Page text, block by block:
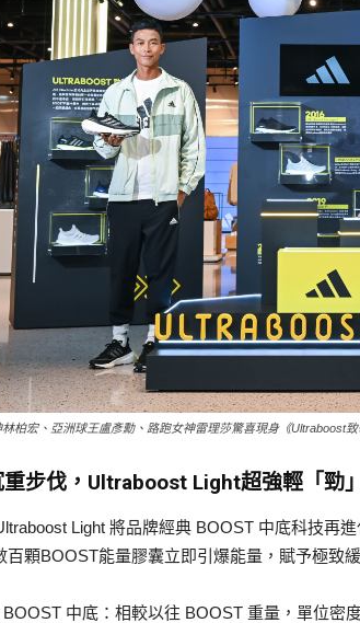
柏宏、亞洲球王盧彥勳、路跑女神雷理莎驚喜現身《Ultraboost
步伐，Ultraboost Light超強輕「勁
Light 將品牌經典 BOOST 中底科技再
百顆BOOST能量膠囊立即引爆能量​，賦予極致
BOOST 中底：相較以往 BOOST 重量，單位密